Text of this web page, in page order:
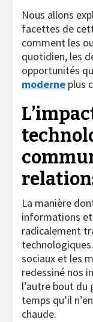
Nous allons
facettes de
comment les
quotidien, les
opportunités
moderne plus
La manière
informations
radicalement
sociaux et les
redessiné nos
l’autre bout du
temps qu’il
chaude.